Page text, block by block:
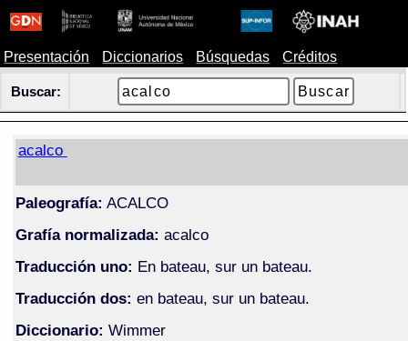
Presentación Diccionarios Búsquedas Créditos
Buscar:
acalco
Paleografía: ACALCO
Grafía normalizada: acalco
Traducción uno: En bateau, sur un bateau.
Traducción dos: en bateau, sur un bateau.
Diccionario: Wimmer